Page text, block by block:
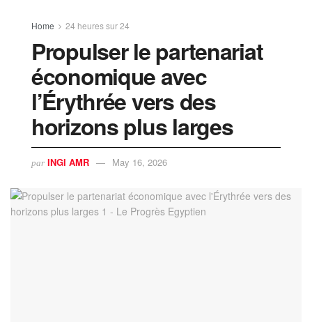
Home 24 heures sur 24
Propulser le partenariat
économique avec
l’Érythrée vers des
horizons plus larges
par INGI AMR May 16, 2026